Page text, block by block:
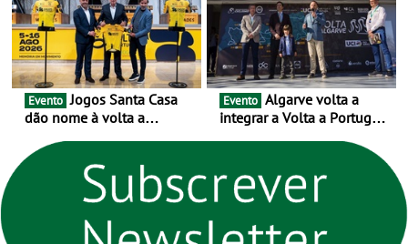
Evento Jogos Santa Casa
dão nome à volta a
um novo ciclo da prova
rumo ao centenário - Volta
a Portugal em Bicicleta
estará na estrada entre 5 e
16 de agosto
Evento
integrar a Volta a Portugal